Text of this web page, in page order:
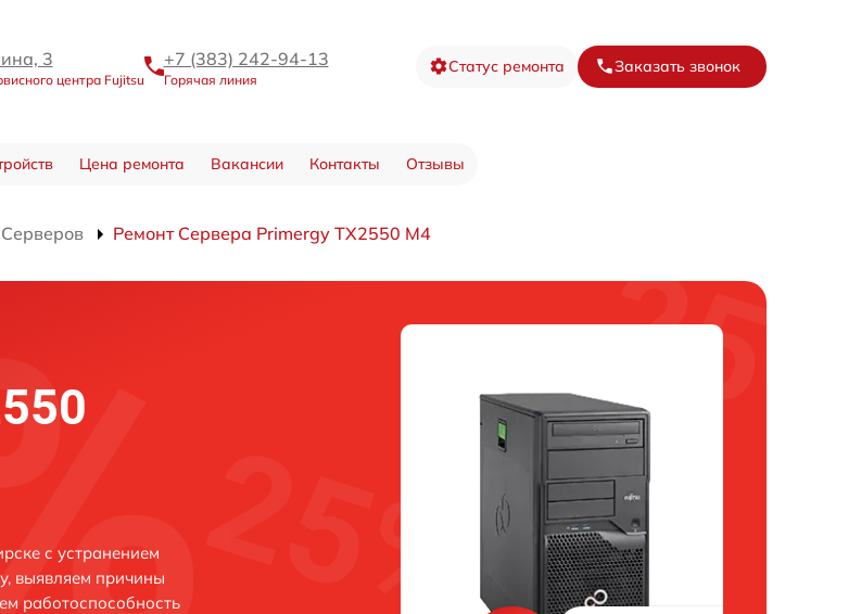
3
центра Fujitsu
+7 (383) 242-94-13
Горячая линия
Статус ремонта Заказать звонок
Цена ремонта Вакансии Контакты Отзывы
Ремонт Сервера Primergy TX2550 M4
с устранением
выявляем причины
работоспособность